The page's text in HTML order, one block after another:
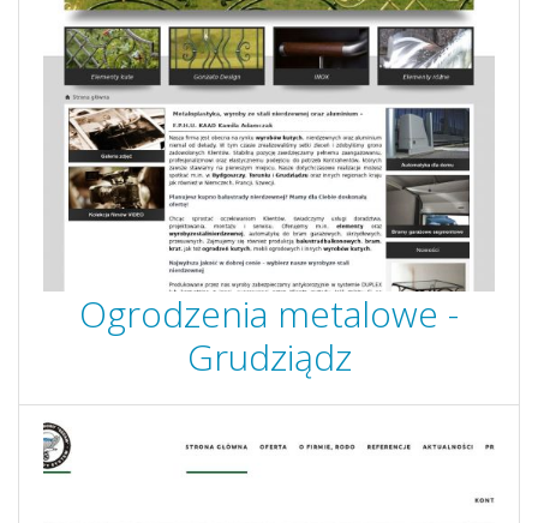
Ogrodzenia metalowe -
Grudziądz